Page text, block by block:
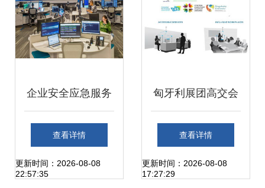
企业安全应急服务
与网络技术服务科
学报价指南
查看详情
更新时间：2026-08-08
22:57:35
匈牙利展团高交会
惊艳亮相 全球唯一
手语自动翻译系统
查看详情
更新时间：2026-08-08
17:27:29